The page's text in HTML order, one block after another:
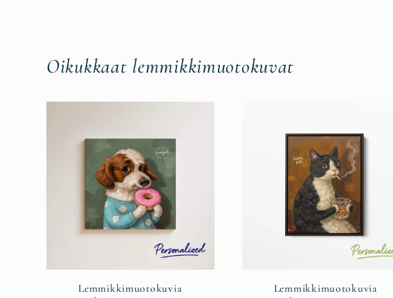
Oikukkaat lemmikkimuotokuvat
Lemmikkimuotokuvia
Lemmikkimuotokuvia